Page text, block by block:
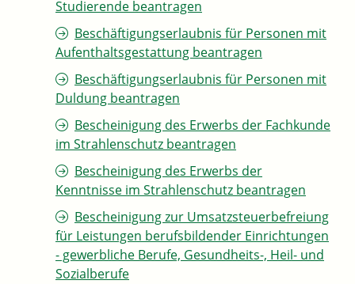
Studierende beantragen
Beschäftigungserlaubnis für Personen mit
Aufenthaltsgestattung beantragen
Beschäftigungserlaubnis für Personen mit
Duldung beantragen
Bescheinigung des Erwerbs der Fachkunde
im Strahlenschutz beantragen
Bescheinigung des Erwerbs der
Kenntnisse im Strahlenschutz beantragen
Bescheinigung zur Umsatzsteuerbefreiung
für Leistungen berufsbildender Einrichtungen
- gewerbliche Berufe, Gesundheits-, Heil- und
Sozialberufe